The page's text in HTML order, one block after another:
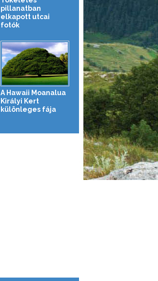
pillanatban
elkapott utcai
fotók
A Hawaii Moanalua
Királyi Kert
különleges fája